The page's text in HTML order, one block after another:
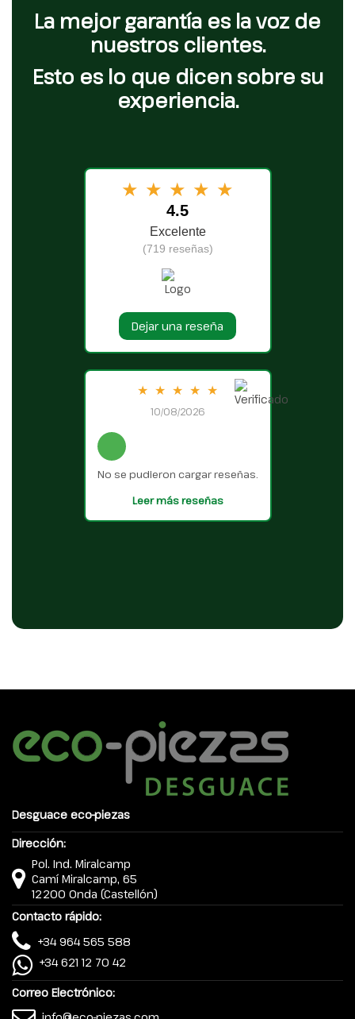
La mejor garantía es la voz de
nuestros clientes.
Esto es lo que dicen sobre su
experiencia.
★ ★ ★ ★ ★
4.5
Excelente
(719 reseñas)
Dejar una reseña
★ ★ ★ ★ ★
10/08/2026
No se pudieron cargar reseñas.
Leer más reseñas
Desguace eco-piezas
Dirección:
Pol. Ind. Miralcamp
Camí Miralcamp, 65
12200 Onda (Castellón)
Contacto rápido:
+34 964 565 588
+34 621 12 70 42
Correo Electrónico: